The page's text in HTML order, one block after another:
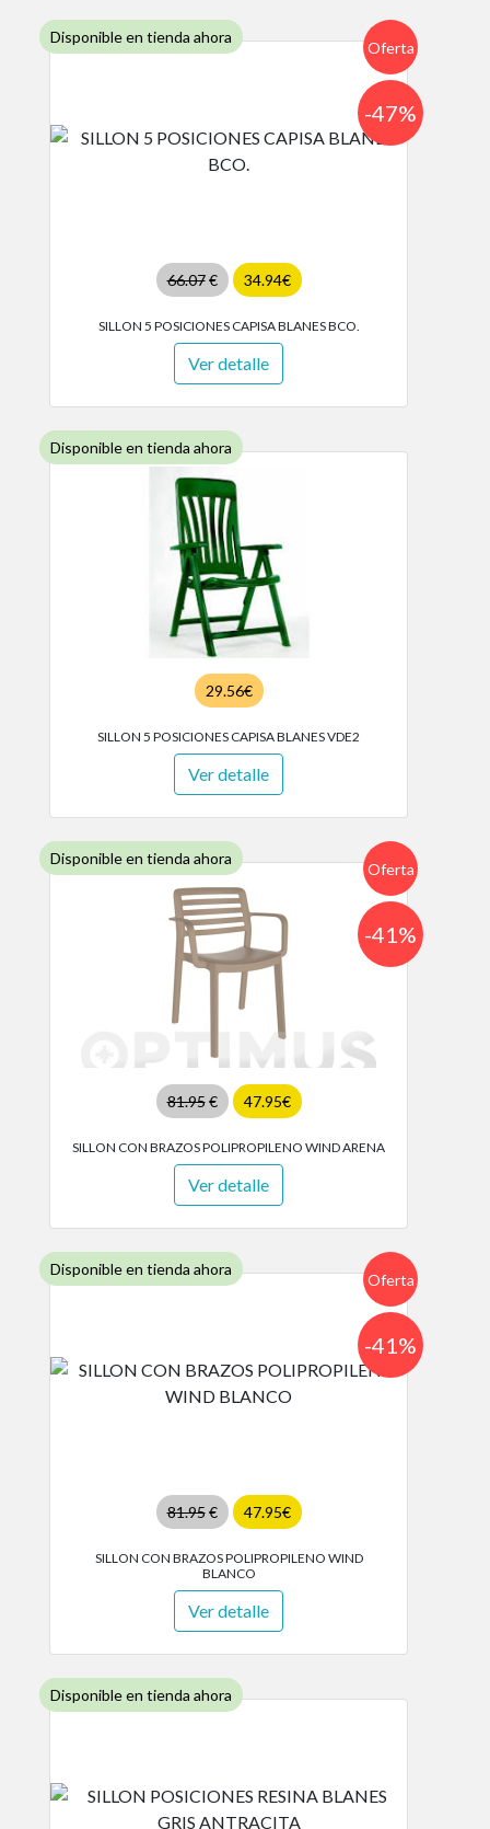
Disponible en tienda ahora
Oferta
66.07€ 34.94€
-47%
SILLON 5 POSICIONES CAPISA BLANES BCO.
Ver detalle
Disponible en tienda ahora
29.56€
SILLON 5 POSICIONES CAPISA BLANES VDE2
Ver detalle
Disponible en tienda ahora
Oferta
81.95€ 47.95€
-41%
SILLON CON BRAZOS POLIPROPILENO WIND ARENA
Ver detalle
Disponible en tienda ahora
Oferta
81.95€ 47.95€
-41%
SILLON CON BRAZOS POLIPROPILENO WIND
BLANCO
Ver detalle
Disponible en tienda ahora